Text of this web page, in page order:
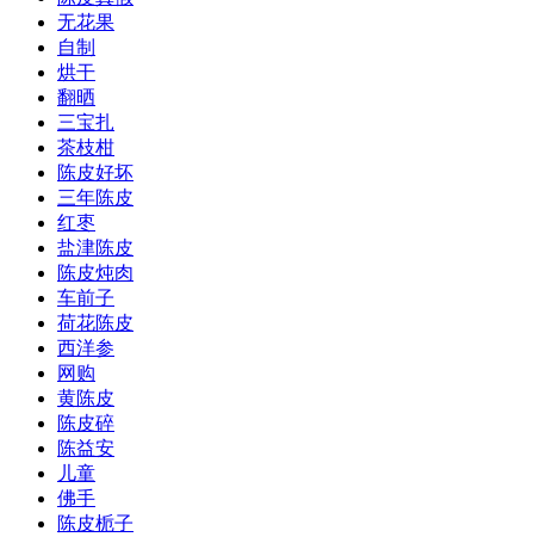
无花果
自制
烘干
翻晒
三宝扎
茶枝柑
陈皮好坏
三年陈皮
红枣
盐津陈皮
陈皮炖肉
车前子
荷花陈皮
西洋参
网购
黄陈皮
陈皮碎
陈益安
儿童
佛手
陈皮栀子